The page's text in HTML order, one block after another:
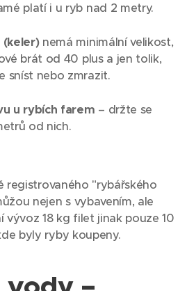
platí i u ryb nad 2 metry.
(keler)nemá minimální velikost,
brát od 40 plus a jen tolik,
sníst nebo zmrazit.
u rybích farem – držte se
od nich.
registrovaného "rybářského
nejen s vybavením, ale
vývoz 18 kg filet jinak pouze 10
byly ryby koupeny.